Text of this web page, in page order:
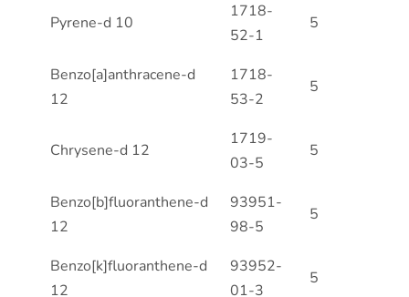
Pyrene-d 10
1718-
52-1
5
Benzo[a]anthracene-d
12
1718-
53-2
5
Chrysene-d 12
1719-
03-5
5
Benzo[b]fluoranthene-d
12
93951-
98-5
5
Benzo[k]fluoranthene-d
12
93952-
01-3
5